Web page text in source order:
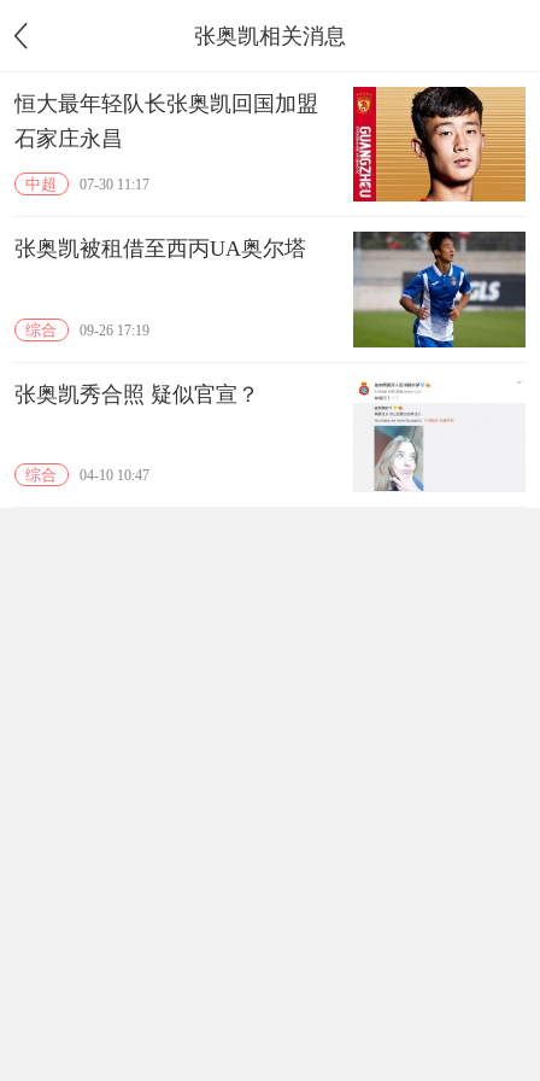
张奥凯相关消息
恒大最年轻队长张奥凯回国加盟
石家庄永昌
中超 07-30 11:17
张奥凯被租借至西丙UA奥尔塔
综合 09-26 17:19
张奥凯秀合照 疑似官宣？
综合 04-10 10:47